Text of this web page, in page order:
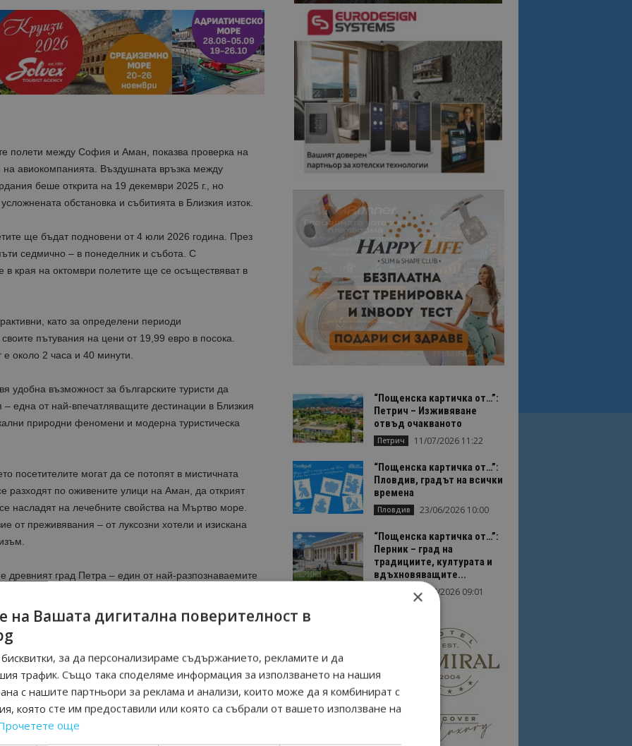
полети между София и Аман, показва проверка на
авиокомпанията. Въздушната връзка между
беше открита на 19 декември 2025 г., но
обстановка и събитията в Близкия изток.
ще бъдат подновени от 4 юли 2026 година. През
седмично – в понеделник и събота. С
края на октомври полетите ще се осъществяват в
като за определени периоди
пътувания на цени от 19,99 евро в посока.
около 2 часа и 40 минути.
удобна възможност за българските туристи да
една от най-впечатляващите дестинации в Близкия
природни феномени и модерна туристическа
посетителите могат да се потопят в мистичната
разходят по оживените улици на Аман, да открият
насладят на лечебните свойства на Мъртво море.
от преживявания – от луксозни хотели и изискана
древният град Петра – един от най-разпознаваемите
световното наследство на ЮНЕСКО. Туристите могат
град Джераш и Аман – един от най-древните
също ще открият множество възможности
са сафари в пустинята, наблюдение на птици по
преходи и посещения на природни резервати.
между София и Аман Йордания отново се превръща
“Пощенска картичка от…”:
Петрич – Изживяване
отвъд очакваното
Петрич 11/07/2026 11:22
“Пощенска картичка от…”:
Пловдив, градът на всички
времена
Пловдив 23/06/2026 10:00
“Пощенска картичка от…”:
Перник – град на
традициите, културата и
вдъхновяващите...
17/06/2026 09:01
×
на Вашата дигитална поверителност в
за да персонализираме съдържанието, рекламите и да
трафик. Също така споделяме информация за използването на нашия
с нашите партньори за реклама и анализи, които може да я комбинират с
която сте им предоставили или която са събрали от вашето използване на
още